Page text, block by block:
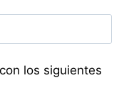
los siguientes